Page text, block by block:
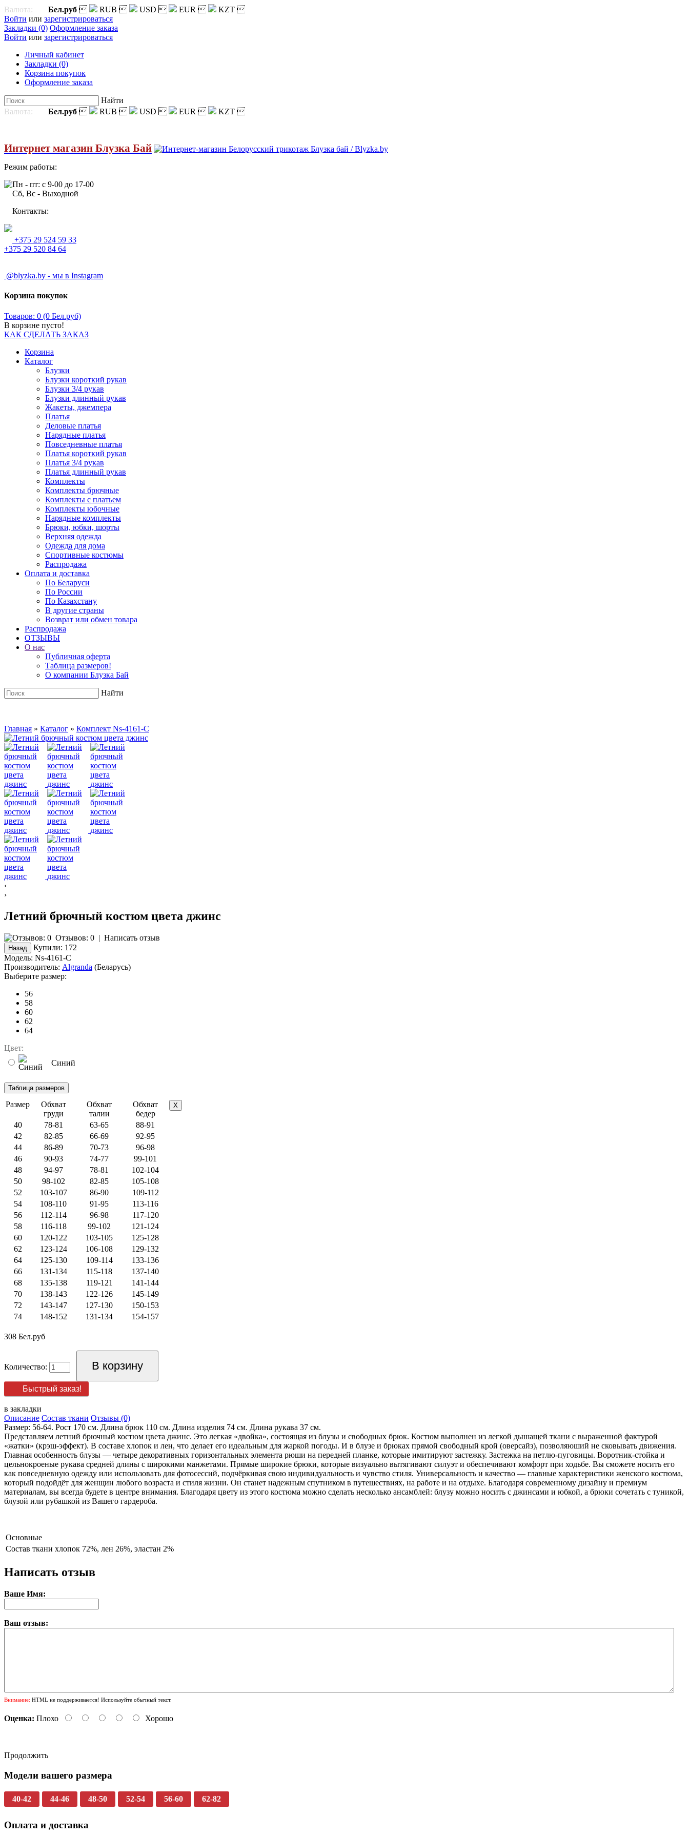
Валюта: Бел.руб  RUB  USD  EUR  KZT 
Войти или зарегистрироваться
Закладки (0) Оформление заказа
Войти или зарегистрироваться
Личный кабинет
Закладки (0)
Корзина покупок
Оформление заказа
Найти
Валюта:
Бел.руб  RUB  USD  EUR  KZT 
Интернет магазин Блузка Бай
Режим работы:
Пн - пт: с 9-00 до 17-00
Сб, Вс - Выходной
Контакты:
+375 29 524 59 33
+375 29 520 84 64
@blyzka.by - мы в Instagram
Корзина покупок
Товаров: 0 (0 Бел.руб)
В корзине пусто!
КАК СДЕЛАТЬ ЗАКАЗ
Корзина
Каталог
Блузки
Блузки короткий рукав
Блузки 3/4 рукав
Блузки длинный рукав
Жакеты, джемпера
Платья
Деловые платья
Нарядные платья
Повседневные платья
Платья короткий рукав
Платья 3/4 рукав
Платья длинный рукав
Комплекты
Комплекты брючные
Комплекты с платьем
Комплекты юбочные
Нарядные комплекты
Брюки, юбки, шорты
Верхняя одежда
Одежда для дома
Спортивные костюмы
Распродажа
Оплата и доставка
По Беларуси
По России
По Казахстану
В другие страны
Возврат или обмен товара
Распродажа
ОТЗЫВЫ
О нас
Публичная оферта
Таблица размеров!
О компании Блузка Бай
Найти
Главная » Каталог » Комплект Ns-4161-C
‹
›
Летний брючный костюм цвета джинс
Отзывов: 0 | Написать отзыв
Купили: 172
Модель: Ns-4161-C
Производитель: Algranda (Беларусь)
Выберите размер:
56
58
60
62
64
Цвет:
Синий
Размер
Обхват
груди
Обхват
талии
Обхват
бедер
X
40 78-81 63-65
88-91
42
82-85 66-69
92-95
44
86-89 70-73
96-98
46
90-93 74-77
99-101
48
94-97 78-81
102-104
50
98-102 82-85
105-108
52
103-107 86-90
109-112
54
108-110 91-95
113-116
56
112-114 96-98
117-120
58
116-118 99-102
121-124
60
120-122 103-105
125-128
62
123-124 106-108
129-132
64
125-130 109-114
133-136
66
131-134 115-118
137-140
68
135-138 119-121
141-144
70
138-143 122-126
145-149
72
143-147 127-130
150-153
74
148-152 131-134 154-157
308 Бел.руб
Количество:
Быстрый заказ!
в закладки
Описание Состав ткани Отзывы (0)
Размер: 56-64. Рост 170 см. Длина брюк 110 см. Длина изделия 74 см. Длина рукава 37 см.
Представляем летний брючный костюм цвета джинс. Это легкая «двойка», состоящая из блузы и свободных брюк. Костюм выполнен из легкой дышащей ткани с выраженной фактурой
«жатки» (крэш-эффект). В составе хлопок и лен, что делает его идеальным для жаркой погоды. И в блузе и брюках прямой свободный крой (оверсайз), позволяюший не сковывать движения.
Главная особенность блузы — четыре декоративных горизонтальных элемента рюши на передней планке, которые имитируют застежку. Застежка на петлю-пуговицы. Воротник-стойка и
цельнокроеные рукава средней длины с широкими манжетами. Прямые широкие брюки, которые визуально вытягивают силуэт и обеспечивают комфорт при ходьбе. Вы сможете носить его
как повседневную одежду или использовать для фотосессий, подчёркивая свою индивидуальность и чувство стиля. Универсальность и качество — главные характеристики женского костюма,
который подойдёт для женщин любого возраста и стиля жизни. Он станет надежным спутником в путешествиях, на работе и на отдыхе. Благодаря современному дизайну и премиум
материалам, вы всегда будете в центре внимания. Благодаря цвету из этого костюма можно сделать несколько ансамблей: блузу можно носить с джинсами и юбкой, а брюки сочетать с туникой,
блузой или рубашкой из Вашего гардероба.
Основные
Состав ткани хлопок 72%, лен 26%, эластан 2%
Написать отзыв
Ваше Имя:
Ваш отзыв:
Внимание: HTML не поддерживается! Используйте обычный текст.
Оценка: Плохо Хорошо
Продолжить
Модели вашего размера
40-42 44-46 48-50 52-54 56-60 62-82
Оплата и доставка